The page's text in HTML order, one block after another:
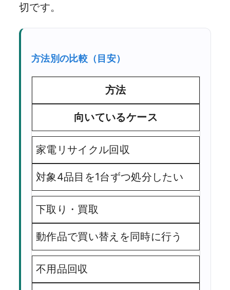
切です。
方法別の比較（目安）
方法
向いているケース
家電リサイクル回収
対象4品目を1台ずつ処分したい
下取り・買取
動作品で買い替えを同時に行う
不用品回収